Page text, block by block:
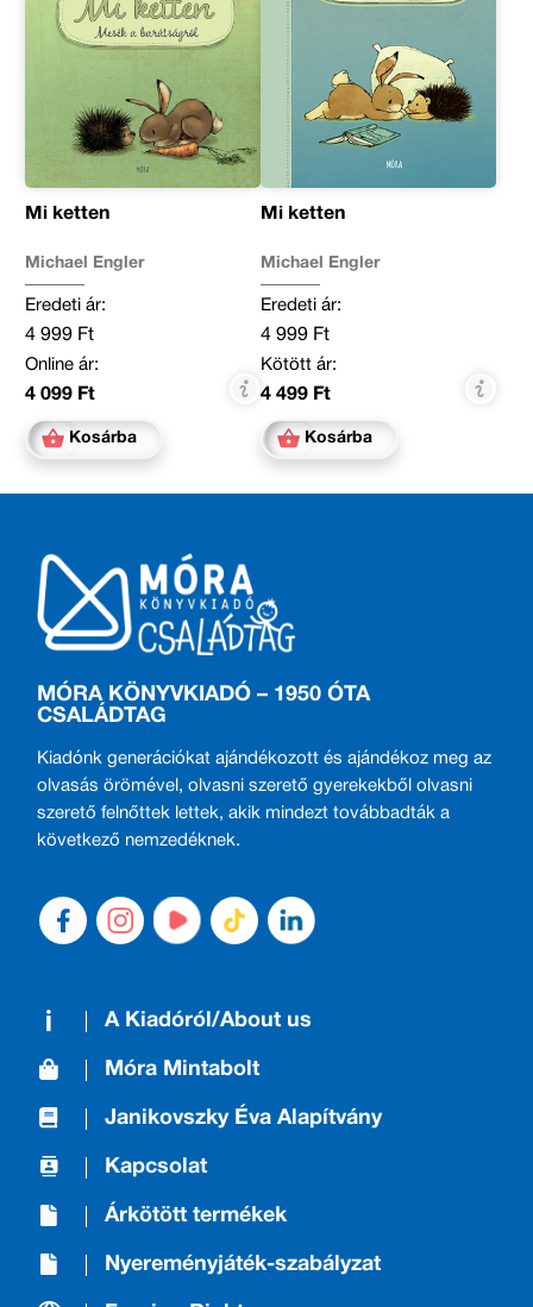
Mi ketten
Michael Engler
Eredeti ár:
4 999 Ft
Online ár:
4 099 Ft
Kosárba
Mi ketten
Michael Engler
Eredeti ár:
4 999 Ft
Kötött ár:
4 499 Ft
Kosárba
MÓRA KÖNYVKIADÓ – 1950 ÓTA
CSALÁDTAG
Kiadónk generációkat ajándékozott és ajándékoz meg az
olvasás örömével, olvasni szerető gyerekekből olvasni
szerető felnőttek lettek, akik mindezt továbbadták a
következő nemzedéknek.
A Kiadóról/About us
Móra Mintabolt
Janikovszky Éva Alapítvány
Kapcsolat
Árkötött termékek
Nyereményjáték-szabályzat